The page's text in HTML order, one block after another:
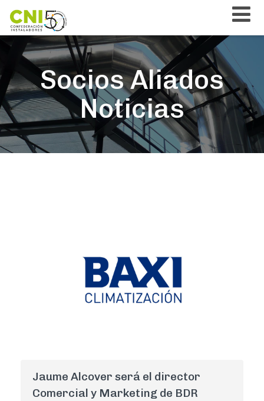
Socios Aliados
Noticias
Jaume Alcover será el director
Comercial y Marketing de BDR